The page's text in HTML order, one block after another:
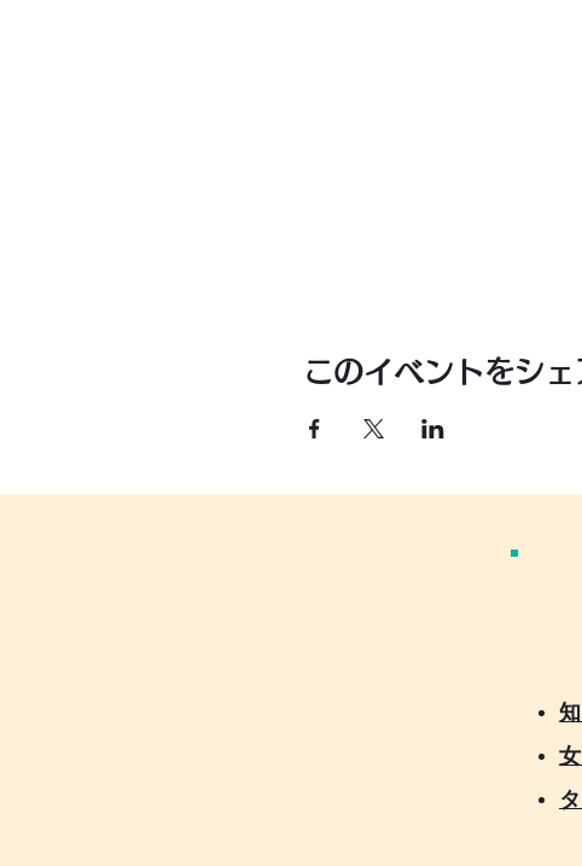
このイベントをシェ